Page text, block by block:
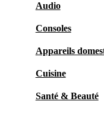
Audio
Consoles
Appareils
Cuisine
Santé & Beauté